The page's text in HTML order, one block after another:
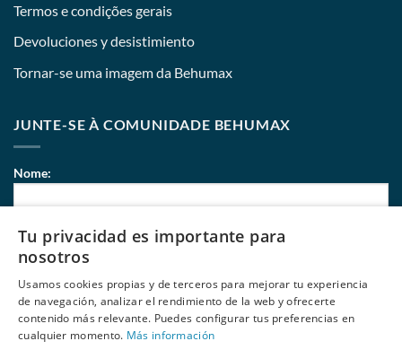
Termos e condições gerais
Devoluciones y desistimiento
Tornar-se uma imagem da Behumax
JUNTE-SE À COMUNIDADE BEHUMAX
Nome:
Correio eletrónico:
de Behumax
Tu privacidad es importante para
nosotros
Usamos cookies propias y de terceros para mejorar tu experiencia
de navegación, analizar el rendimiento de la web y ofrecerte
contenido más relevante. Puedes configurar tus preferencias en
cualquier momento. Más información